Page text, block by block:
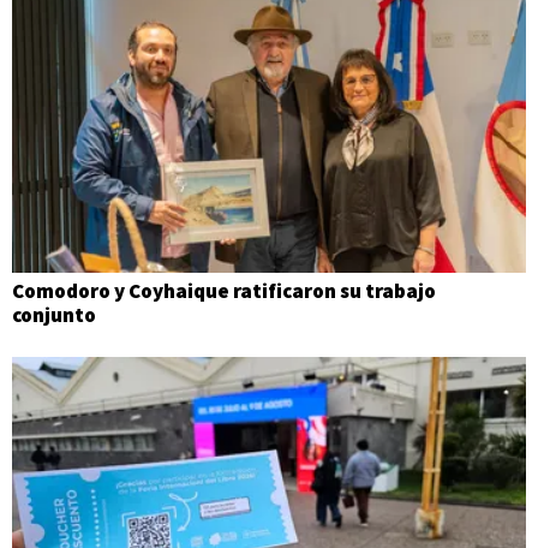
Comodoro y Coyhaique ratificaron su trabajo
conjunto